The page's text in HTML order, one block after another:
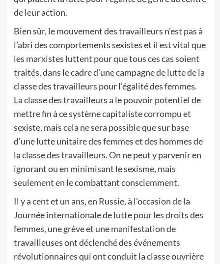
de leur action.
Bien sûr, le mouvement des travailleurs n’est pas à
l’abri des comportements sexistes et il est vital que
les marxistes luttent pour que tous ces cas soient
traités, dans le cadre d’une campagne de lutte de la
classe des travailleurs pour l’égalité des femmes.
La classe des travailleurs a le pouvoir potentiel de
mettre fin à ce système capitaliste corrompu et
sexiste, mais cela ne sera possible que sur base
d’une lutte unitaire des femmes et des hommes de
la classe des travailleurs. On ne peut y parvenir en
ignorant ou en minimisant le sexisme, mais
seulement en le combattant consciemment.
Il y a cent et un ans, en Russie, à l’occasion de la
Journée internationale de lutte pour les droits des
femmes, une grève et une manifestation de
travailleuses ont déclenché des événements
révolutionnaires qui ont conduit la classe ouvrière